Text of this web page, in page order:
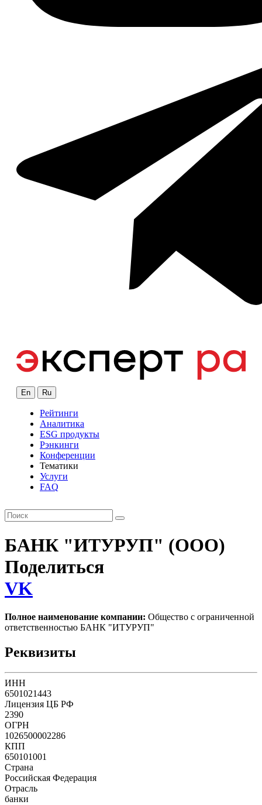
En Ru
Рейтинги
Аналитика
ESG продукты
Рэнкинги
Конференции
Тематики
Услуги
FAQ
БАНК "ИТУРУП" (ООО)
Поделиться
VK
Полное наименование компании: Общество с ограниченной
ответственностью БАНК "ИТУРУП"
Реквизиты
ИНН
6501021443
Лицензия ЦБ РФ
2390
ОГРН
1026500002286
КПП
650101001
Страна
Российская Федерация
Отрасль
банки